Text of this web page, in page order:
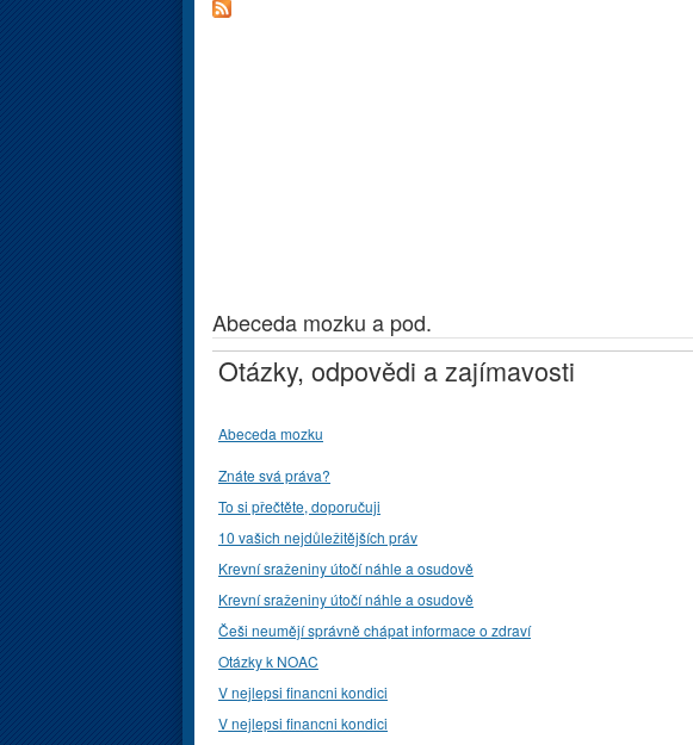
Abeceda mozku a pod.
Otázky, odpovědi a zajímavosti
Abeceda mozku
Znáte svá práva?
To si přečtěte, doporučuji
10 vašich nejdůležitějších práv
Krevní sraženiny útočí náhle a osudově
Krevní sraženiny útočí náhle a osudově
Češi neumějí správně chápat informace o zdraví
Otázky k NOAC
V nejlepsi financni kondici
V nejlepsi financni kondici